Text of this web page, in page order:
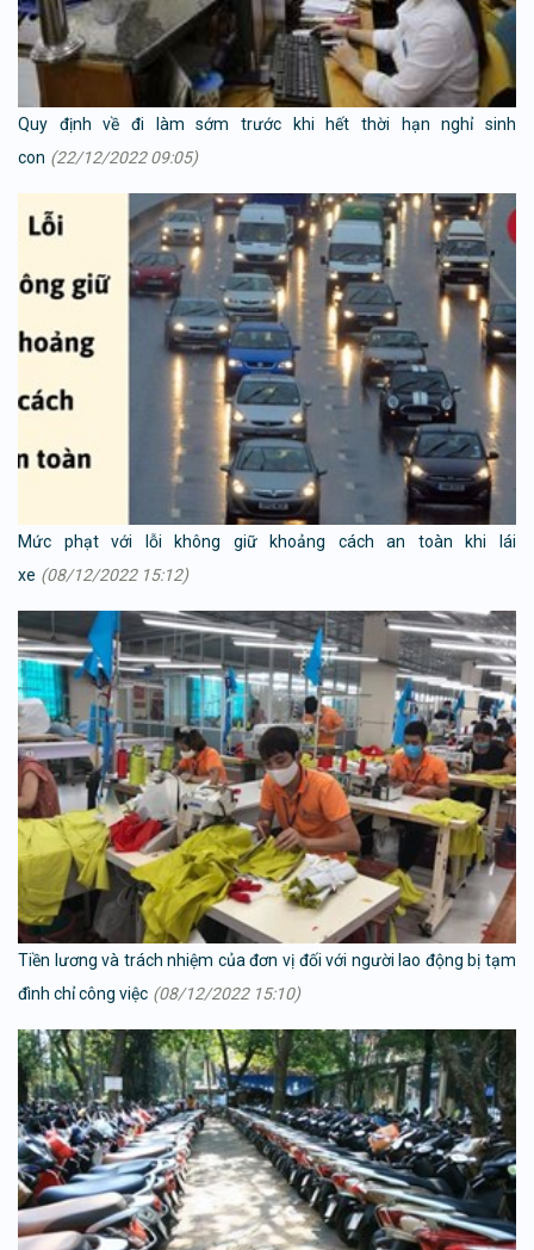
Quy định về đi làm sớm trước khi hết thời hạn nghỉ sinh
con (22/12/2022 09:05)
Mức phạt với lỗi không giữ khoảng cách an toàn khi lái
xe (08/12/2022 15:12)
Tiền lương và trách nhiệm của đơn vị đối với người lao động bị tạm
đình chỉ công việc (08/12/2022 15:10)